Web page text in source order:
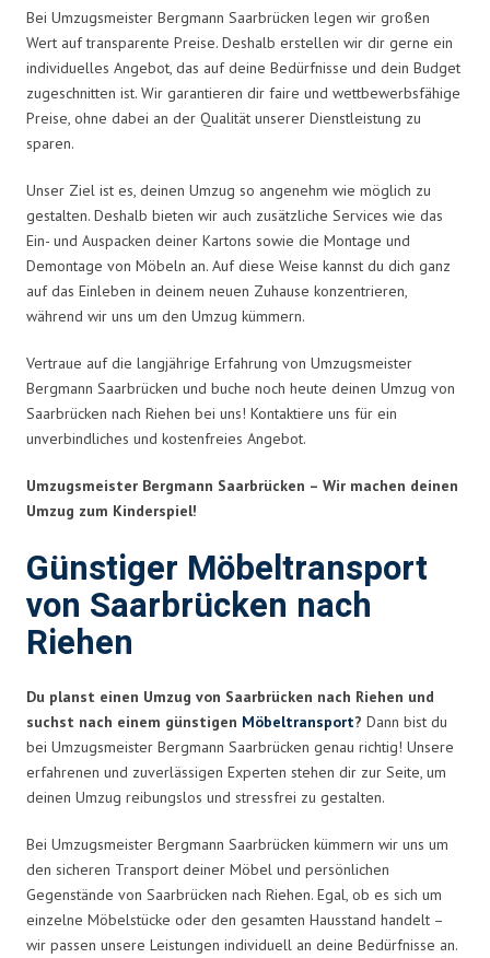
Bei Umzugsmeister Bergmann Saarbrücken legen wir großen
Wert auf transparente Preise. Deshalb erstellen wir dir gerne ein
individuelles Angebot, das auf deine Bedürfnisse und dein Budget
zugeschnitten ist. Wir garantieren dir faire und wettbewerbsfähige
Preise, ohne dabei an der Qualität unserer Dienstleistung zu
sparen.
Unser Ziel ist es, deinen Umzug so angenehm wie möglich zu
gestalten. Deshalb bieten wir auch zusätzliche Services wie das
Ein- und Auspacken deiner Kartons sowie die Montage und
Demontage von Möbeln an. Auf diese Weise kannst du dich ganz
auf das Einleben in deinem neuen Zuhause konzentrieren,
während wir uns um den Umzug kümmern.
Vertraue auf die langjährige Erfahrung von Umzugsmeister
Bergmann Saarbrücken und buche noch heute deinen Umzug von
Saarbrücken nach Riehen bei uns! Kontaktiere uns für ein
unverbindliches und kostenfreies Angebot.
Umzugsmeister Bergmann Saarbrücken – Wir machen deinen
Umzug zum Kinderspiel!
Günstiger Möbeltransport
von Saarbrücken nach
Riehen
Du planst einen Umzug von Saarbrücken nach Riehen und
suchst nach einem günstigen Möbeltransport? Dann bist du
bei Umzugsmeister Bergmann Saarbrücken genau richtig! Unsere
erfahrenen und zuverlässigen Experten stehen dir zur Seite, um
deinen Umzug reibungslos und stressfrei zu gestalten.
Bei Umzugsmeister Bergmann Saarbrücken kümmern wir uns um
den sicheren Transport deiner Möbel und persönlichen
Gegenstände von Saarbrücken nach Riehen. Egal, ob es sich um
einzelne Möbelstücke oder den gesamten Hausstand handelt –
wir passen unsere Leistungen individuell an deine Bedürfnisse an.